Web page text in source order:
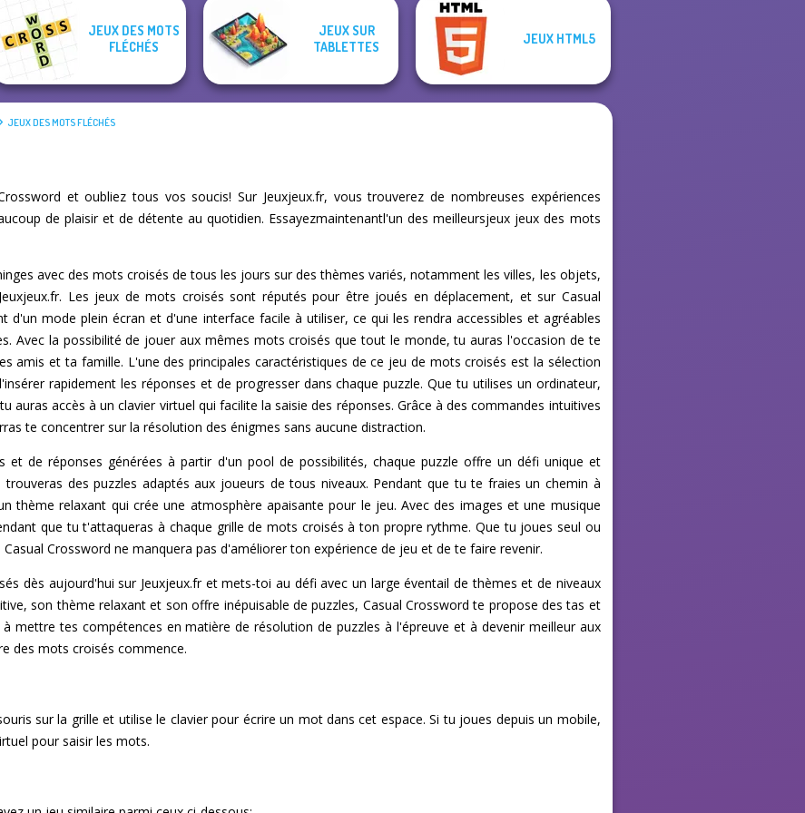
JEUX DES MOTS
FLÉCHÉS
JEUX SUR
TABLETTES
JEUX HTML5
JEUX DES MOTS FLÉCHÉS
et oubliez tous vos soucis! Sur Jeuxjeux.fr, vous trouverez de nombreuses expériences
de plaisir et de détente au quotidien. Essayezmaintenantl'un des meilleursjeux jeux des mots
avec des mots croisés de tous les jours sur des thèmes variés, notamment les villes, les objets,
Les jeux de mots croisés sont réputés pour être joués en déplacement, et sur Casual
d'un mode plein écran et d'une interface facile à utiliser, ce qui les rendra accessibles et agréables
Avec la possibilité de jouer aux mêmes mots croisés que tout le monde, tu auras l'occasion de te
amis et ta famille. L'une des principales caractéristiques de ce jeu de mots croisés est la sélection
rapidement les réponses et de progresser dans chaque puzzle. Que tu utilises un ordinateur,
auras accès à un clavier virtuel qui facilite la saisie des réponses. Grâce à des commandes intuitives
te concentrer sur la résolution des énigmes sans aucune distraction.
et de réponses générées à partir d'un pool de possibilités, chaque puzzle offre un défi unique et
des puzzles adaptés aux joueurs de tous niveaux. Pendant que tu te fraies un chemin à
thème relaxant qui crée une atmosphère apaisante pour le jeu. Avec des images et une musique
que tu t'attaqueras à chaque grille de mots croisés à ton propre rythme. Que tu joues seul ou
Crossword ne manquera pas d'améliorer ton expérience de jeu et de te faire revenir.
dès aujourd'hui sur Jeuxjeux.fr et mets-toi au défi avec un large éventail de thèmes et de niveaux
son thème relaxant et son offre inépuisable de puzzles, Casual Crossword te propose des tas et
mettre tes compétences en matière de résolution de puzzles à l'épreuve et à devenir meilleur aux
des mots croisés commence.
sur la grille et utilise le clavier pour écrire un mot dans cet espace. Si tu joues depuis un mobile,
pour saisir les mots.